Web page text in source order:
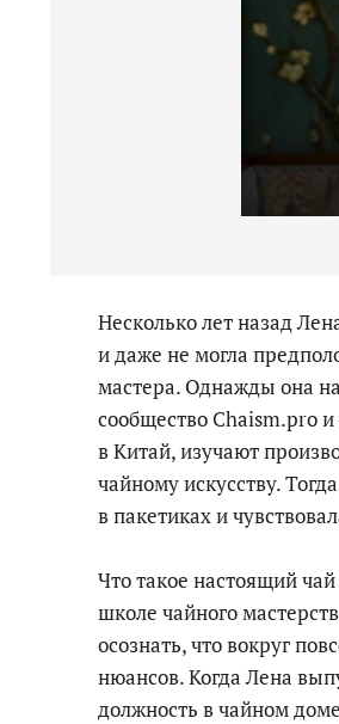
Несколько лет назад
и даже не могла
мастера. Однажды она
сообщество Chaism.pro
в Китай, изучают
чайному искусству.
в пакетиках и
Что такое настоящий
школе чайного
осознать, что вокруг
нюансов. Когда Лена
должность в чайном